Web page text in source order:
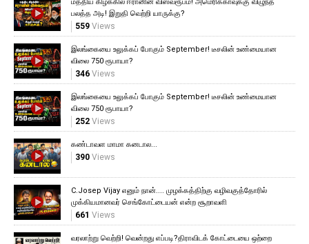
பலத்த அடி! இறுதி வெற்றி யாருக்கு?
559Views
இலங்கையை உலுக்கப் போகும் September! டீசலின் உண்மையான
விலை 750 ரூபாயா?
346Views
இலங்கையை உலுக்கப் போகும் September! டீசலின் உண்மையான
விலை 750 ரூபாயா?
252Views
கண்டாவள மாமா கனடால...
390Views
C.Josep Vijay எனும் நான்.... முழக்கத்திற்கு வழிவகுத்தோரில்
முக்கியமானவர் செங்கோட்டையன் என்ற சூறாவளி
661 Views
வரலாற்று வெற்றி! வென்றது எப்படி?திராவிடக் கோட்டையை ஒற்றை